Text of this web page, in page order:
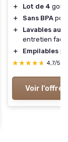
＋
Lot de 4
＋
Sans BPA
＋
Lavables au
entretien
＋
Empilables
★★★★★
★★★★★ 4,7/5
Voir l'offre